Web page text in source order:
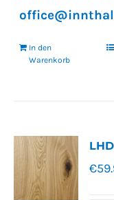
In den
Warenkorb
€